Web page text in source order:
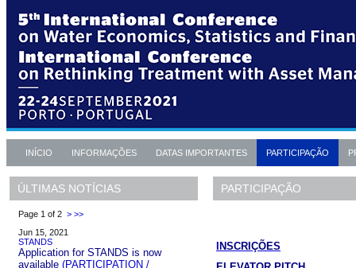
INÍCIO INFORMAÇÕES DATAS IMPORTANTES PARTICIPAÇÃO
ÚLTIMAS NOTÍCIAS
Page 1 of 2 > >>
Jun 15, 2021
STANDS
Application for STANDS is now
available (PARTICIPATION /
PARTICIPAÇÃO
NSCRIÇÕES